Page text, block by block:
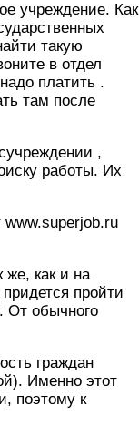
учреждение. Как
такую
в отдел
платить .
там после
,
работы. Их
же, как и на
пройти
От обычного
граждан
Именно этот
поэтому к